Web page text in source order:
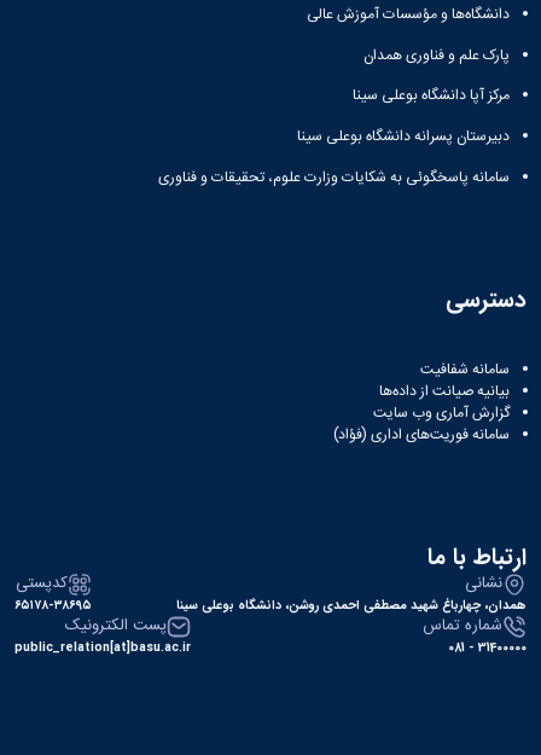
دانشگاه‌ها و مؤسسات آموزش عالی
پارک علم و فناوری همدان
مرکز آپا دانشگاه بوعلی سینا
دبیرستان پسرانه دانشگاه بوعلی سینا
سامانه پاسخگوئی به شکایات وزارت علوم، تحقیقات و فناوری
دسترسی
سامانه شفافیت
بیانیه صیانت از داده‌ها
گزارش آماری وب‌ سایت
سامانه فوریت‌های اداری (فؤاد)
ارتباط با ما
نشانی
همدان، چهارباغ شهید مصطفی احمدی روشن، دانشگاه بوعلی سینا
کدپستی
۶۵۱۷۸-۳۸۶۹۵
شماره تماس
31400000 - 081
پست الکترونیک
public_relation[at]basu.ac.ir